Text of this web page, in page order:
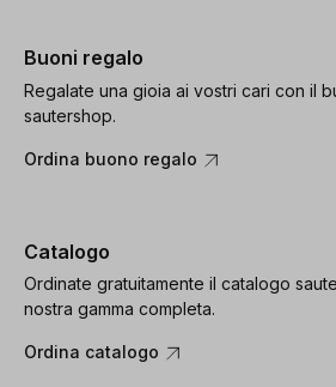
Buoni regalo
Regalate una gioia ai vostri cari con il
sautershop.
Ordina buono regalo
Catalogo
Ordinate gratuitamente il catalogo
nostra gamma completa.
Ordina catalogo